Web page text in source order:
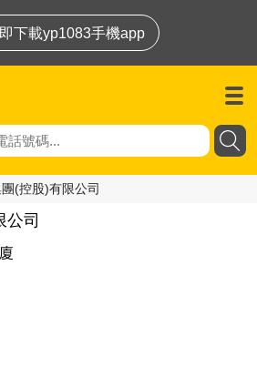
下載yp1083手機app
(控股)有限公司
公司